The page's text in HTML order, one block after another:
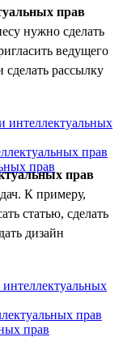
прав
нужно сделать
ведущего
рассылку
интеллектуальных
прав
прав
прав
К примеру,
статью, сделать
дизайн
прав
прав